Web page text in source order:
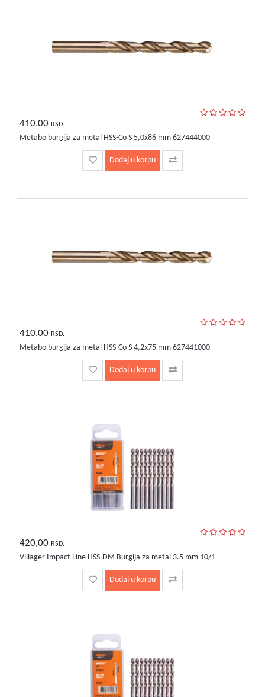
410,00 RSD.
Metabo burgija za metal HSS-Co S 5,0x86 mm 627444000
Dodaj u korpu
410,00 RSD.
Metabo burgija za metal HSS-Co S 4,2x75 mm 627441000
Dodaj u korpu
420,00 RSD.
Villager Impact Line HSS-DM Burgija za metal 3.5 mm 10/1
Dodaj u korpu